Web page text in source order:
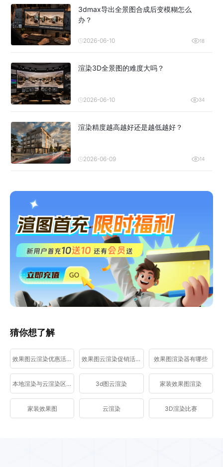
3dmax导出全景图合成后变模糊怎么
办？
2026-06-10 18
渲染3D全景图的难度大吗？
2026-06-10 34
渲染精度越高越好还是越低越好？
2026-06-09 14
猜你想了解
效果图云渲染优惠活动 效果图云渲染促销活动 效果图渲染器有哪些
本地渲染与云渲染区别 3d图云渲染 家装效果图渲染
家装效果图 云渲染 3D渲染比赛